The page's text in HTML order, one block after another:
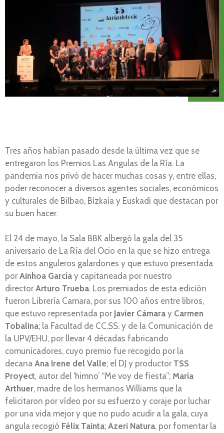
Tres años habían pasado desde la última vez que se
entregaron los Premios Las Angulas de la Ría. La
pandemia nos privó de hacer muchas cosas y, entre ellas,
poder reconocer a diversos agentes sociales, económicos
y culturales de Bilbao, Bizkaia y Euskadi que destacan por
su buen hacer.
El 24 de mayo, la Sala BBK albergó la gala del 35
aniversario de La Ría del Ocio en la que se hizo entrega
de estos anguleros galardones y que estuvo presentada
por Ainhoa García y capitaneada por nuestro
director Arturo Trueba. Los premiados de esta edición
fueron Librería Camara, por sus 100 años entre libros,
que estuvo representada por Javier Cámara y Carmen
Tobalina; la Facultad de CC.SS. y de la Comunicación de
la UPV/EHU, por llevar 4 décadas fabricando
comunicadores, cuyo premio fue recogido por la
decana Ana Irene del Valle; el DJ y productor TSS
Proyect, autor del ‘himno’ “Me voy de fiesta”; María
Arthuer, madre de los hermanos Williams que la
felicitaron por vídeo por su esfuerzo y coraje por luchar
por una vida mejor y que no pudo acudir a la gala, cuya
angula recogió Félix Tainta; Azeri Natura, por fomentar la